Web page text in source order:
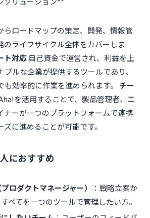
らロードマップの策定、開発、情報管
のライフサイクル全体をカバーしま
ト対応 自己資金で運営され、利益を上
ブルな企業が提供するツールであり、
効率的に作業を進められます。 チー
を活用することで、製品管理者、エ
ナーが一つのプラットフォームで連携
ズに進めることが可能です。
におすすめ
ロダクトマネージャー）
：戦略立案か
べてを一つのツールで管理したい方。